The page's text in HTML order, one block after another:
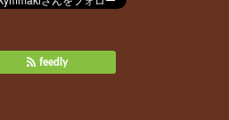
feedly